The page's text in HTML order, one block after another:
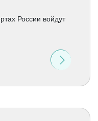
России войдут